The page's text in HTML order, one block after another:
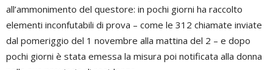
all’ammonimento del questore: in pochi giorni ha raccolto
elementi inconfutabili di prova – come le 312 chiamate inviate
dal pomeriggio del 1 novembre alla mattina del 2 – e dopo
pochi giorni è stata emessa la misura poi notificata alla donna